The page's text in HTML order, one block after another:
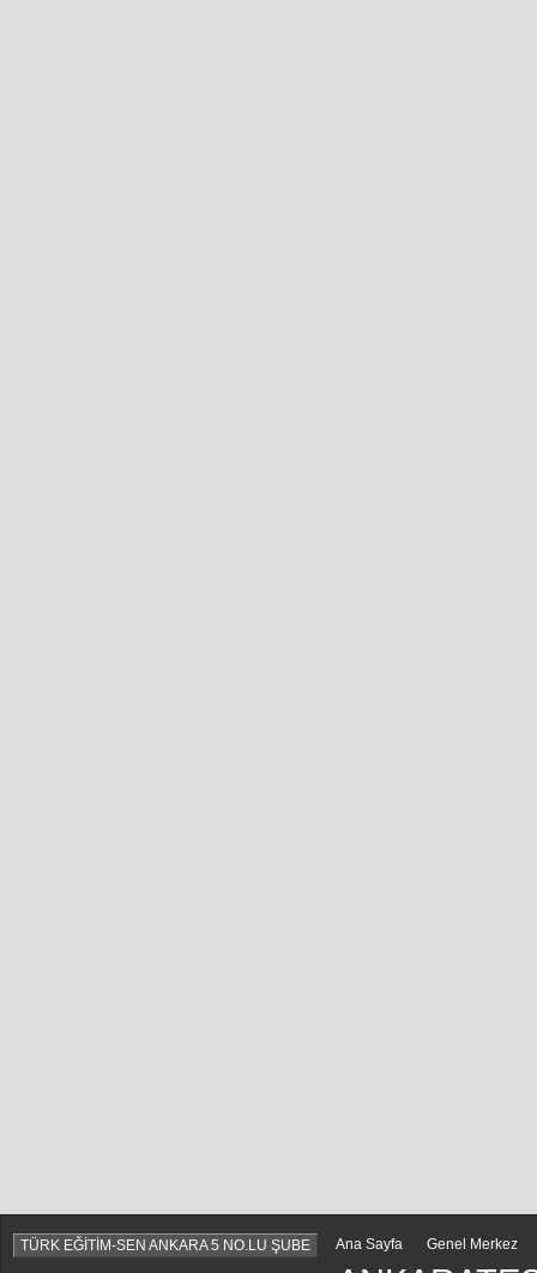
TÜRK EĞİTİM-SEN ANKARA 5 NO.LU ŞUBE Ana Sayfa Genel Merkez